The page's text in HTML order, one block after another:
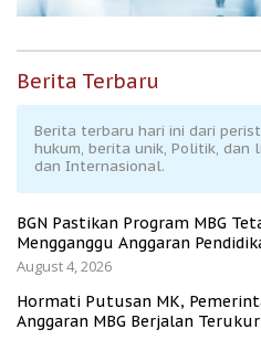
Berita Terbaru
Berita terbaru hari ini dari
hukum, berita unik, Politik, dan
dan Internasional.
BGN Pastikan Program MBG
Mengganggu Anggaran
August 4, 2026
Hormati Putusan MK,
Anggaran MBG Berjalan Terukur